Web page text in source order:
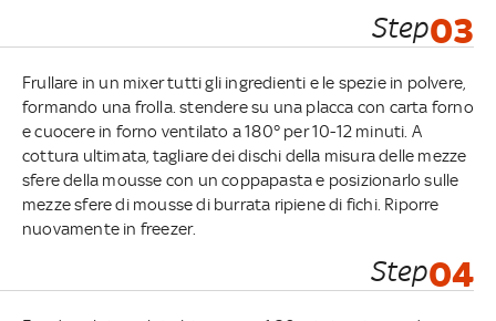
Step03
Frullare in un mixer tutti gli ingredienti e le spezie in polvere,
formando una frolla. stendere su una placca con carta forno
e cuocere in forno ventilato a 180° per 10-12 minuti. A
cottura ultimata, tagliare dei dischi della misura delle mezze
sfere della mousse con un coppapasta e posizionarlo sulle
mezze sfere di mousse di burrata ripiene di fichi. Riporre
nuovamente in freezer.
Step04